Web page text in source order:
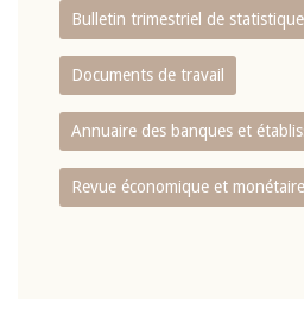
Bulletin trimestriel de
Documents de travail
Annuaire des banques et
Revue économique et monétaire